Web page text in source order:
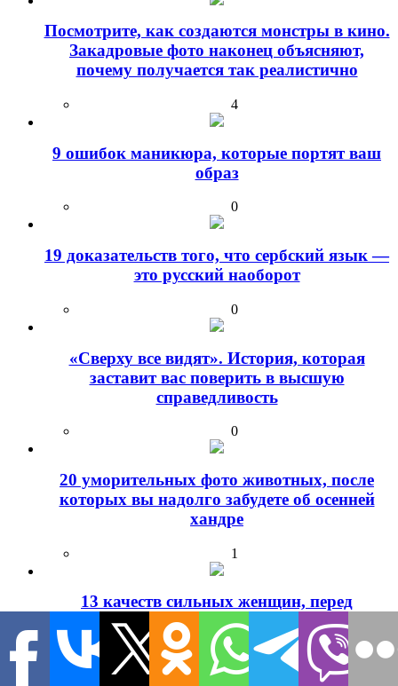
Посмотрите, как создаются монстры в кино.
Закадровые фото наконец объясняют,
почему получается так реалистично
4
9 ошибок маникюра, которые портят ваш
образ
0
19 доказательств того, что сербский язык —
это русский наоборот
0
«Сверху все видят». История, которая
заставит вас поверить в высшую
справедливость
0
20 уморительных фото животных, после
которых вы надолго забудете об осенней
хандре
1
13 качеств сильных женщин, перед
которыми мужчины не могут устоять
0